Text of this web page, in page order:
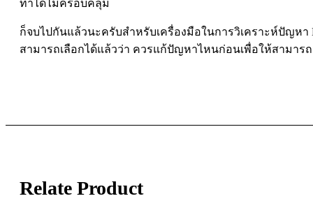
ทำได้ไม่ครอบคลุม
ก็จบไปกันแล้วนะครับสำหรับเครื่องมือในการวิเคราะห์ปัญหา
สามารถเลือกได้แล้วว่า ควรแก้ปัญหาไหนก่อนเพื่อให้สามาร
Relate Product